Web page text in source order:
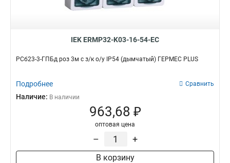
IEK ERMP32-K03-16-54-EC
РСб23-3-ГПБд роз 3м с з/к о/у IP54 (дымчатый) ГЕРМЕС PLUS
Подробнее Сравнить
Наличие: В наличии
963,68 ₽
оптовая цена
– +
В корзину